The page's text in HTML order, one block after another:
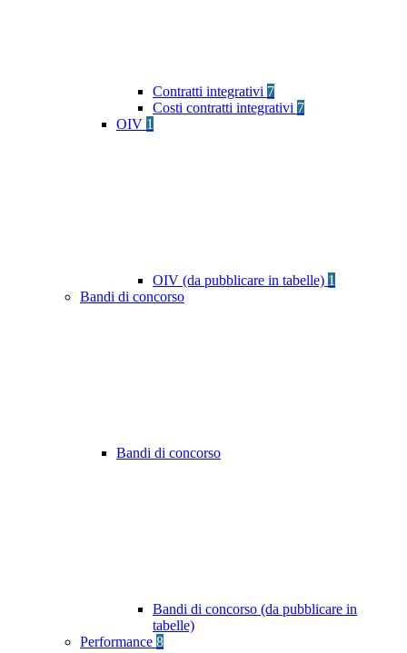
Contratti integrativi 7
Costi contratti integrativi 7
OIV 1
OIV (da pubblicare in tabelle) 1
Bandi di concorso
Bandi di concorso
Bandi di concorso (da pubblicare in
tabelle)
Performance 8